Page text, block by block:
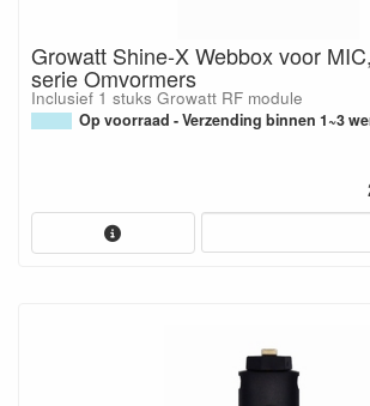
Growatt Shine-X Webbox voor
serie Omvormers
Inclusief 1 stuks Growatt RF module
Op voorraad - Verzending binnen 1~3